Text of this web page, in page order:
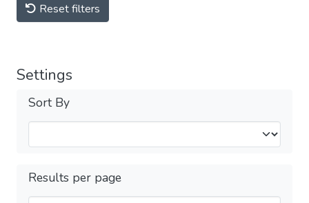
Reset filters
Settings
Sort By
Results per page